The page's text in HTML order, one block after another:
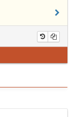
Grundlage
klinischen
kann
die